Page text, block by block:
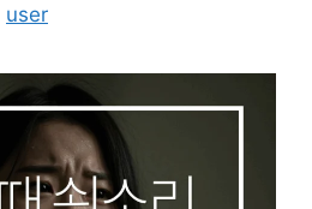
user